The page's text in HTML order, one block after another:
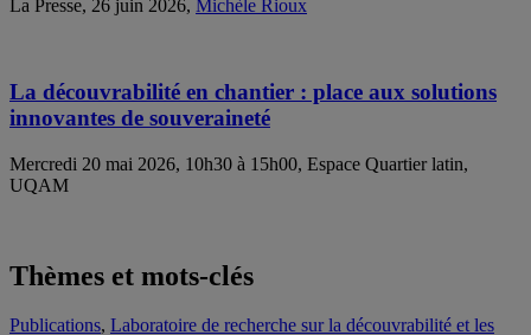
La Presse, 26 juin 2026, Michèle Rioux
La découvrabilité en chantier : place aux solutions
innovantes de souveraineté
Mercredi 20 mai 2026, 10h30 à 15h00, Espace Quartier latin,
UQAM
Thèmes et mots-clés
Publications, Laboratoire de recherche sur la découvrabilité et les